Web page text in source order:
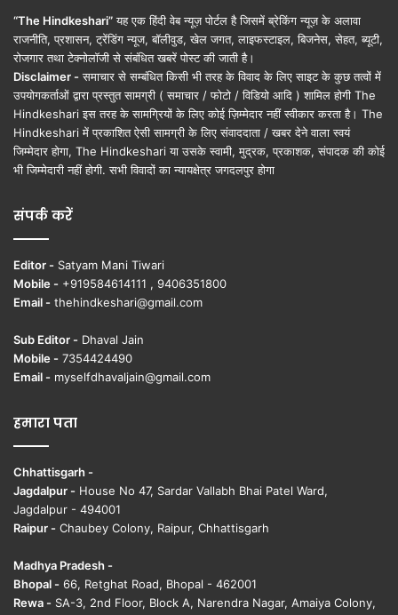
“The Hindkeshari”यह एक हिंदी वेब न्यूज़ पोर्टल है जिसमें ब्रेकिंग न्यूज़ के अलावा
राजनीति, प्रशासन, ट्रेंडिंग न्यूज, बॉलीवुड, खेल जगत, लाइफस्टाइल, बिजनेस, सेहत, ब्यूटी,
रोजगार तथा टेक्नोलॉजी से संबंधित खबरें पोस्ट की जाती है।
Disclaimer - समाचार से सम्बंधित किसी भी तरह के विवाद के लिए साइट के कुछ तत्वों में
उपयोगकर्ताओं द्वारा प्रस्तुत सामग्री ( समाचार / फोटो / विडियो आदि ) शामिल होगी The
Hindkeshari इस तरह के सामग्रियों के लिए कोई ज़िम्मेदार नहीं स्वीकार करता है। The
Hindkeshari में प्रकाशित ऐसी सामग्री के लिए संवाददाता / खबर देने वाला स्वयं
जिम्मेदार होगा, The Hindkeshari या उसके स्वामी, मुद्रक, प्रकाशक, संपादक की कोई
भी जिम्मेदारी नहीं होगी. सभी विवादों का न्यायक्षेत्र जगदलपुर होगा
संपर्क करें
Editor - Satyam Mani Tiwari
Mobile - +919584614111 , 9406351800
Email - thehindkeshari@gmail.com
Sub Editor - Dhaval Jain
Mobile - 7354424490
Email - myselfdhavaljain@gmail.com
हमारा पता
Chhattisgarh -
Jagdalpur - House No 47, Sardar Vallabh Bhai Patel Ward,
Jagdalpur - 494001
Raipur - Chaubey Colony, Raipur, Chhattisgarh
Madhya Pradesh -
Bhopal - 66, Retghat Road, Bhopal - 462001
Rewa - SA-3, 2nd Floor, Block A, Narendra Nagar, Amaiya Colony,